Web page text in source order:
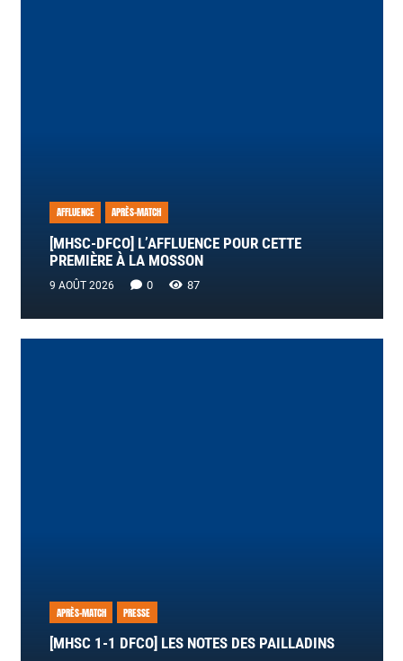
AFFLUENCE APRÈS-MATCH
[MHSC-DFCO] L’AFFLUENCE POUR CETTE
PREMIÈRE À LA MOSSON
9 AOÛT 2026 0 87
APRÈS-MATCH PRESSE
[MHSC 1-1 DFCO] LES NOTES DES PAILLADINS